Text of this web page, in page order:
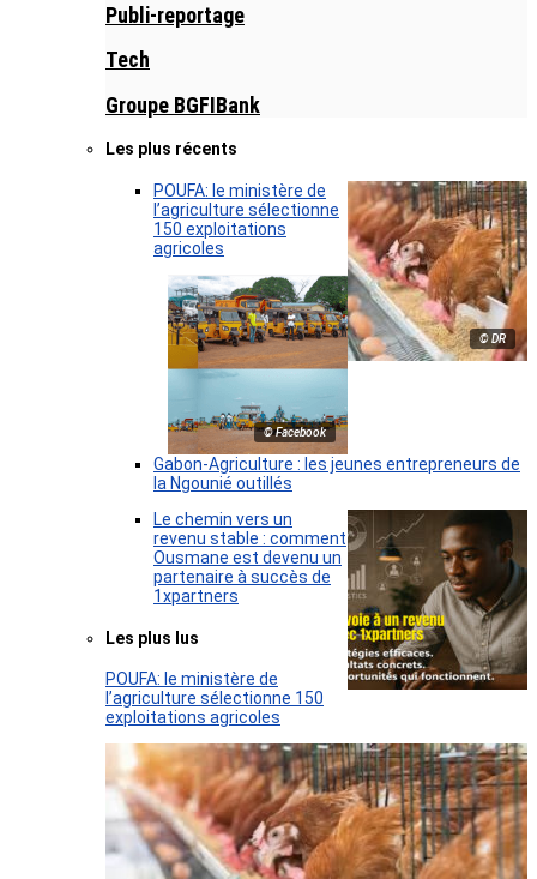
Publi-reportage
Tech
Groupe BGFIBank
Les plus récents
© DR
POUFA: le ministère de
l’agriculture sélectionne
150 exploitations
agricoles
© Facebook
Gabon-Agriculture : les jeunes entrepreneurs de
la Ngounié outillés
Le chemin vers un
revenu stable : comment
Ousmane est devenu un
partenaire à succès de
1xpartners
Les plus lus
POUFA: le ministère de
l’agriculture sélectionne 150
exploitations agricoles